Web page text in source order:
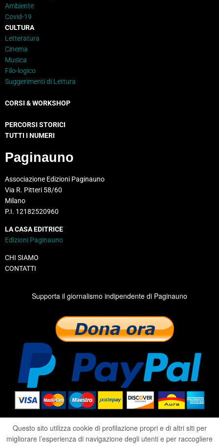
Ambiente
Covid-19
CULTURA
Letteratura
Cinema
Musica
Filo-logico
Suggerimenti di Lettura
CORSI & WORKSHOP
PERCORSI STORICI
TUTTI I NUMERI
Paginauno
Associazione Edizioni Paginauno
Via R. Pitteri 58/60
Milano
P.I. 12182520960
LA CASA EDITRICE
Edizioni Paginauno
CHI SIAMO
CONTATTI
Supporta il giornalismo indipendente di Paginauno
Questo sito utilizza cookie di profilazione propri e di altri siti per
migliorare l’esperienza di navigazione degli utenti e per raccogliere